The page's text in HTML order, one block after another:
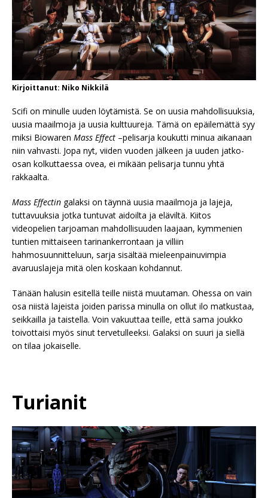
Kirjoittanut: Niko Nikkilä
Scifi on minulle uuden löytämistä. Se on uusia mahdollisuuksia,
uusia maailmoja ja uusia kulttuureja. Tämä on epäilemättä syy
miksi Biowaren Mass Effect –pelisarja koukutti minua aikanaan
niin vahvasti. Jopa nyt, viiden vuoden jälkeen ja uuden jatko-
osan kolkuttaessa ovea, ei mikään pelisarja tunnu yhtä
rakkaalta.
Mass Effectin galaksi on täynnä uusia maailmoja ja lajeja,
tuttavuuksia jotka tuntuvat aidoilta ja eläviltä. Kiitos
videopelien tarjoaman mahdollisuuden laajaan, kymmenien
tuntien mittaiseen tarinankerrontaan ja villiin
hahmosuunnitteluun, sarja sisältää mieleenpainuvimpia
avaruuslajeja mitä olen koskaan kohdannut.
Tänään halusin esitellä teille niistä muutaman. Ohessa on vain
osa niistä lajeista joiden parissa minulla on ollut ilo matkustaa,
seikkailla ja taistella. Voin vakuuttaa teille, että sama joukko
toivottaisi myös sinut tervetulleeksi. Galaksi on suuri ja siellä
on tilaa jokaiselle.
Turianit